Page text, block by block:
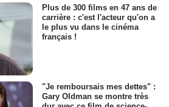
Plus de 300 films en 47 ans de
carrière : c'est l'acteur qu'on a
le plus vu dans le cinéma
français !
"Je remboursais mes dettes" :
Gary Oldman se montre très